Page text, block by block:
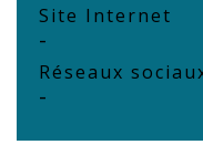
Site Internet
-
Réseaux
-